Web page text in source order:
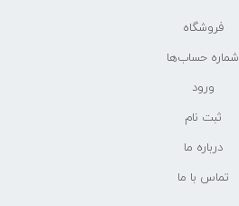
فروشگاه
شماره حساب‌ها
ورود
ثبت نام
درباره ما
تماس با ما